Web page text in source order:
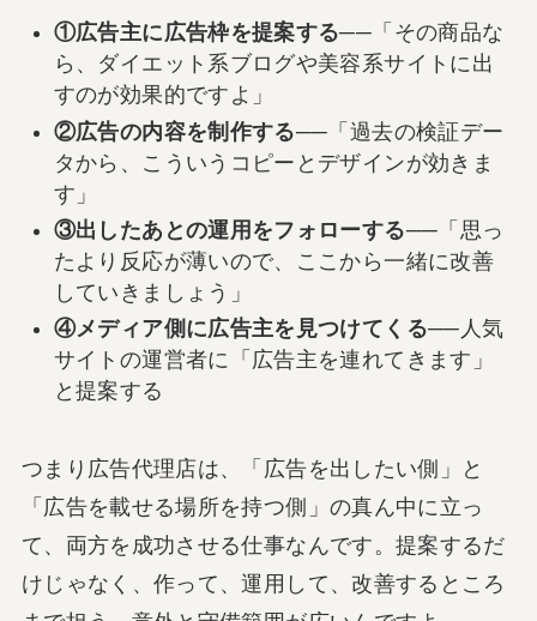
①広告主に広告枠を提案する──「その商品な
ら、ダイエット系ブログや美容系サイトに出
すのが効果的ですよ」
②広告の内容を制作する──「過去の検証デー
タから、こういうコピーとデザインが効きま
す」
③出したあとの運用をフォローする──「思っ
たより反応が薄いので、ここから一緒に改善
していきましょう」
④メディア側に広告主を見つけてくる──人気
サイトの運営者に「広告主を連れてきます」
と提案する
つまり広告代理店は、「広告を出したい側」と
「広告を載せる場所を持つ側」の真ん中に立っ
て、両方を成功させる仕事なんです。提案するだ
けじゃなく、作って、運用して、改善するところ